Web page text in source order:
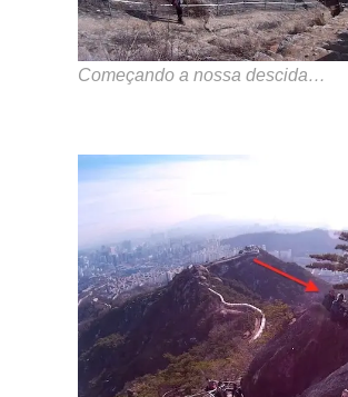
Começando a nossa descida…